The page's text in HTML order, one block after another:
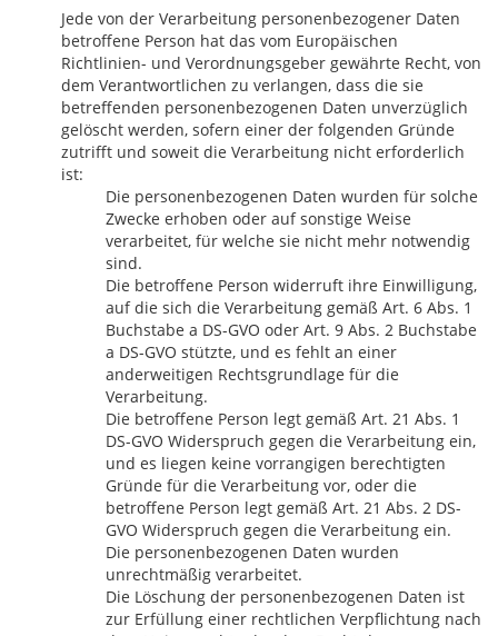
Jede von der Verarbeitung personenbezogener Daten
betroffene Person hat das vom Europäischen
Richtlinien- und Verordnungsgeber gewährte Recht, von
dem Verantwortlichen zu verlangen, dass die sie
betreffenden personenbezogenen Daten unverzüglich
gelöscht werden, sofern einer der folgenden Gründe
zutrifft und soweit die Verarbeitung nicht erforderlich
ist:
Die personenbezogenen Daten wurden für solche
Zwecke erhoben oder auf sonstige Weise
verarbeitet, für welche sie nicht mehr notwendig
sind.
Die betroffene Person widerruft ihre Einwilligung,
auf die sich die Verarbeitung gemäß Art. 6 Abs. 1
Buchstabe a DS-GVO oder Art. 9 Abs. 2 Buchstabe
a DS-GVO stützte, und es fehlt an einer
anderweitigen Rechtsgrundlage für die
Verarbeitung.
Die betroffene Person legt gemäß Art. 21 Abs. 1
DS-GVO Widerspruch gegen die Verarbeitung ein,
und es liegen keine vorrangigen berechtigten
Gründe für die Verarbeitung vor, oder die
betroffene Person legt gemäß Art. 21 Abs. 2 DS-
GVO Widerspruch gegen die Verarbeitung ein.
Die personenbezogenen Daten wurden
unrechtmäßig verarbeitet.
Die Löschung der personenbezogenen Daten ist
zur Erfüllung einer rechtlichen Verpflichtung nach